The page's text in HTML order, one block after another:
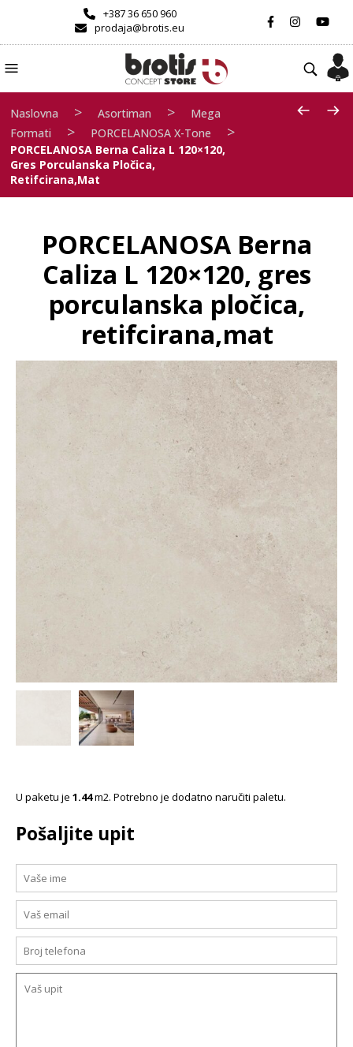
+387 36 650 960
prodaja@brotis.eu
Naslovna > Asortiman >
Mega
Formati
> PORCELANOSA X-Tone >
PORCELANOSA Berna Caliza L 120×120,
Gres Porculanska Pločica,
Retifcirana,mat
PORCELANOSA Berna
Caliza L 120×120, gres
porculanska pločica,
retifcirana,mat
U paketu je 1.44m2. Potrebno je dodatno naručiti paletu.
Pošaljite upit